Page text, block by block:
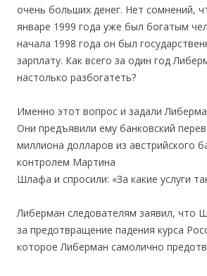
очень больших денег. Нет сомнений,
январе 1999 года уже был богатым
начала 1998 года он был
зарплату. Как всего за один год
настолько разбогатеть?
Именно этот вопрос и задали
Они предъявили ему банковский
миллиона долларов из австрийского
контролем Мартина
Шлафа и спросили: «За какие услуги
Либерман следователям заявил, что
за предотвращение падения курса
которое Либерман самолично